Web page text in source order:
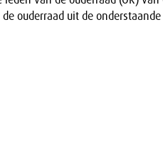
ouderraad uit de